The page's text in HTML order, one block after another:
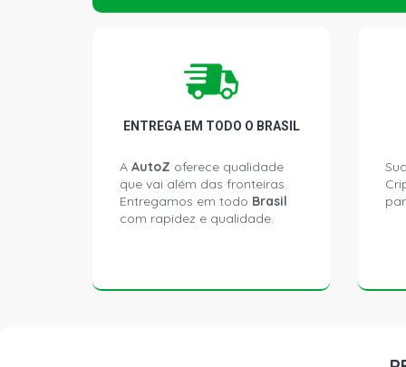
ENTREGA EM TODO O BRASIL
A AutoZ oferece qualidade
que vai além das fronteiras.
Entregamos em todo Brasil
com rapidez e qualidade.